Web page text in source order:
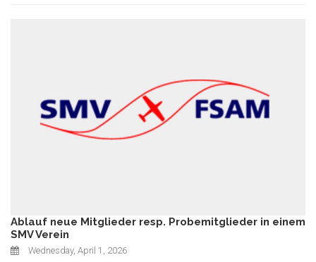
Ablauf neue Mitglieder resp. Probemitglieder in einem
SMV Verein
Wednesday, April 1, 2026